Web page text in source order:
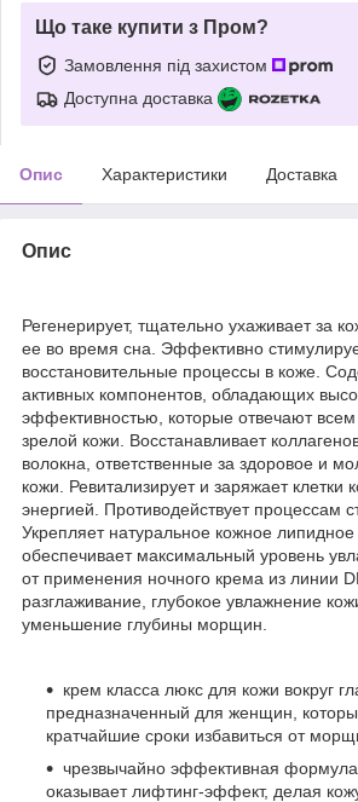
Що таке купити з Пром?
Замовлення під захистом
Доступна доставка
Опис Характеристики Доставка
Опис
Регенерирует, тщательно ухаживает за
ее во время сна. Эффективно
восстановительные процессы в коже.
активных компонентов, обладающих
эффективностью, которые отвечают
зрелой кожи. Восстанавливает
волокна, ответственные за здоровое и
кожи. Ревитализирует и заряжает клетки
энергией. Противодействует процессам
Укрепляет натуральное кожное
обеспечивает максимальный уровень
от применения ночного крема из линии
разглаживание, глубокое увлажнение
уменьшение глубины морщин.
крем класса люкс для кожи вокруг
предназначенный для женщин,
кратчайшие сроки избавиться от
чрезвычайно эффективная
оказывает лифтинг-эффект, делая